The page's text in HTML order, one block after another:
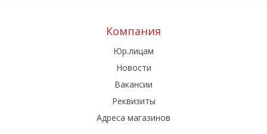
Компания
Юр.лицам
Новости
Вакансии
Реквизиты
Адреса магазинов